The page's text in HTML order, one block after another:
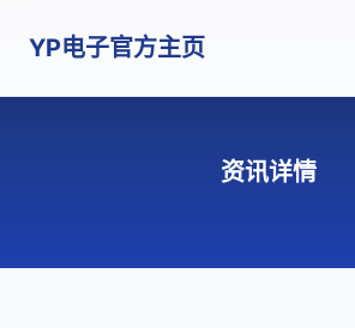
YP电子官方主页
资讯详情